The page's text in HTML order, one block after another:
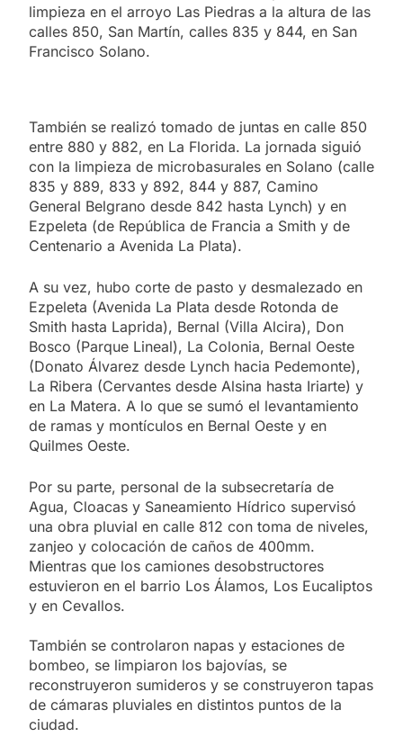
limpieza en el arroyo Las Piedras a la altura de las
calles 850, San Martín, calles 835 y 844, en San
Francisco Solano.
También se realizó tomado de juntas en calle 850
entre 880 y 882, en La Florida. La jornada siguió
con la limpieza de microbasurales en Solano (calle
835 y 889, 833 y 892, 844 y 887, Camino
General Belgrano desde 842 hasta Lynch) y en
Ezpeleta (de República de Francia a Smith y de
Centenario a Avenida La Plata).
A su vez, hubo corte de pasto y desmalezado en
Ezpeleta (Avenida La Plata desde Rotonda de
Smith hasta Laprida), Bernal (Villa Alcira), Don
Bosco (Parque Lineal), La Colonia, Bernal Oeste
(Donato Álvarez desde Lynch hacia Pedemonte),
La Ribera (Cervantes desde Alsina hasta Iriarte) y
en La Matera. A lo que se sumó el levantamiento
de ramas y montículos en Bernal Oeste y en
Quilmes Oeste.
Por su parte, personal de la subsecretaría de
Agua, Cloacas y Saneamiento Hídrico supervisó
una obra pluvial en calle 812 con toma de niveles,
zanjeo y colocación de caños de 400mm.
Mientras que los camiones desobstructores
estuvieron en el barrio Los Álamos, Los Eucaliptos
y en Cevallos.
También se controlaron napas y estaciones de
bombeo, se limpiaron los bajovías, se
reconstruyeron sumideros y se construyeron tapas
de cámaras pluviales en distintos puntos de la
ciudad.